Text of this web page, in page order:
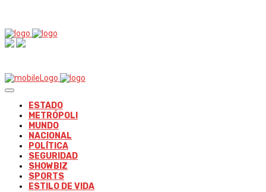
ESTADO
METRÓPOLI
MUNDO
NACIONAL
POLÍTICA
SEGURIDAD
SHOWBIZ
SPORTS
ESTILO DE VIDA